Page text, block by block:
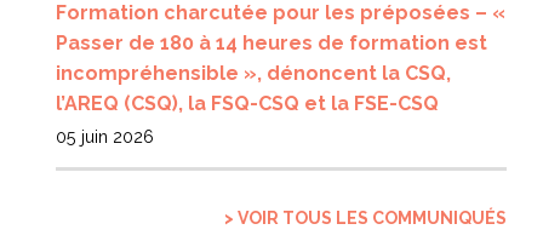
Formation charcutée pour les préposées – «
Passer de 180 à 14 heures de formation est
incompréhensible », dénoncent la CSQ,
l’AREQ (CSQ), la FSQ-CSQ et la FSE-CSQ
05 juin 2026
> VOIR TOUS LES COMMUNIQUÉS